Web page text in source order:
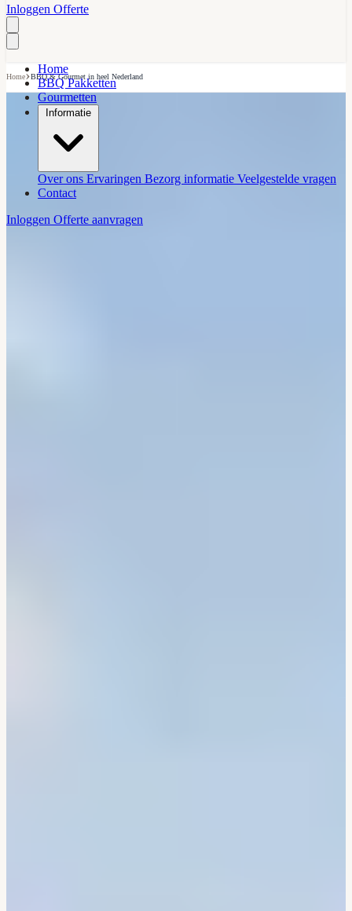
Inloggen Offerte
Home
BBQ Pakketten
Gourmetten
Informatie
Over ons Ervaringen Bezorg informatie Veelgestelde vragen
Contact
Inloggen Offerte aanvragen
Home›BBQ & Gourmet in heel Nederland